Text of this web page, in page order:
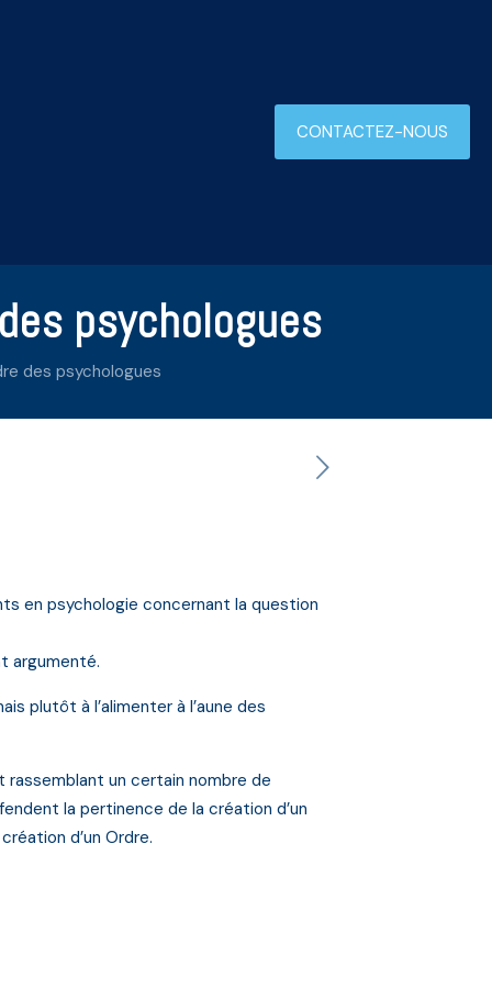
CONTACTEZ-NOUS
des psychologues
des psychologues
en psychologie concernant la question
argumenté.
plutôt à l’alimenter à l’aune des
rassemblant un certain nombre de
la pertinence de la création d’un
d’un Ordre.